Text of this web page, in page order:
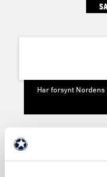
Har forsynt